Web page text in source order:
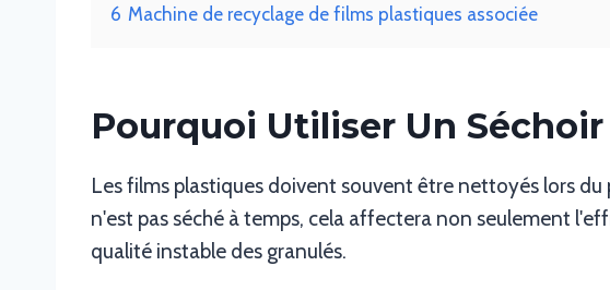
6 Machine de recyclage de films plastiques associée
Pourquoi Utiliser Un
Les films plastiques doivent souvent être nettoyés lors
n'est pas séché à temps, cela affectera non seulement
qualité instable des granulés.